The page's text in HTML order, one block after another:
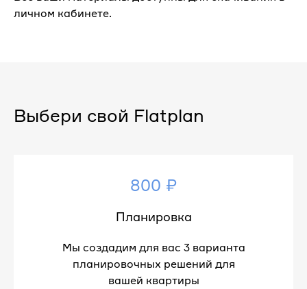
личном кабинете.
Выбери свой Flatplan
800 ₽
Планировка
Мы создадим для вас 3 варианта
планировочных решений для
вашей квартиры